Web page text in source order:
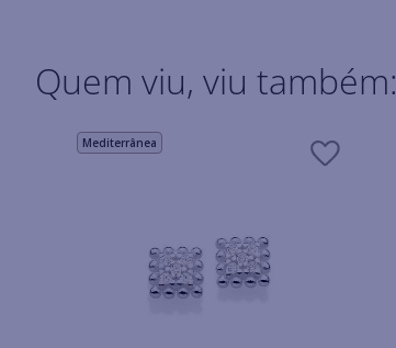
Quem viu, viu também:
Mediterrânea